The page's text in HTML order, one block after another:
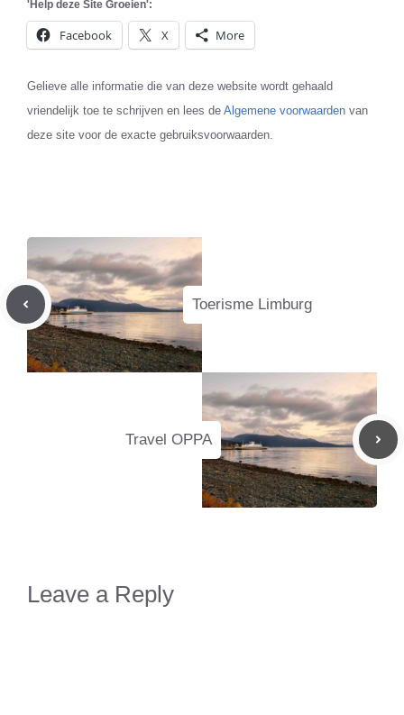
'Help deze Site Groeien':
Facebook X More
Gelieve alle informatie die van deze website wordt gehaald
vriendelijk toe te schrijven en lees de Algemene voorwaarden van
deze site voor de exacte gebruiksvoorwaarden.
Toerisme Limburg
Travel OPPA
Leave a Reply